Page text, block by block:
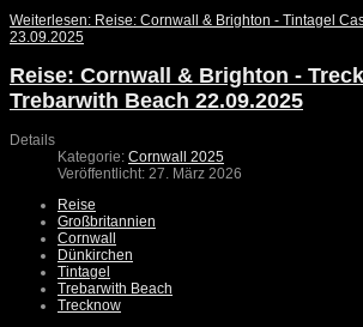
Weiterlesen: Reise: Cornwall & Brighton - Tintagel
23.09.2025
Reise: Cornwall & Brighton -
Trebarwith Beach 22.09.2025
Details
Kategorie: Cornwall 2025
Veröffentlicht: 27. März 2026
Reise
Großbritannien
Cornwall
Dünkirchen
Tintagel
Trebarwith Beach
Trecknow